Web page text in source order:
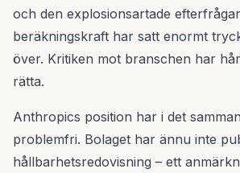
och den explosionsartade
beräkningskraft har satt enormt
över. Kritiken mot branschen har
rätta.
Anthropics position har i det
problemfri. Bolaget har ännu inte
hållbarhetsredovisning – ett